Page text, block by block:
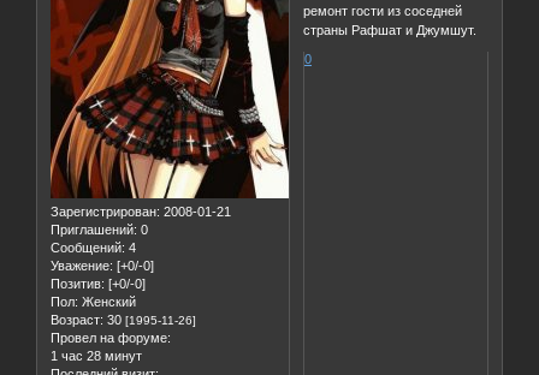
Зарегистрирован: 2008-01-21
Приглашений: 0
Сообщений: 4
Уважение: [+0/-0]
Позитив: [+0/-0]
Пол: Женский
Возраст: 30 [1995-11-26]
Провел на форуме:
1 час 28 минут
ремонт гости из соседней
страны Рафшат и Джумшут.
0